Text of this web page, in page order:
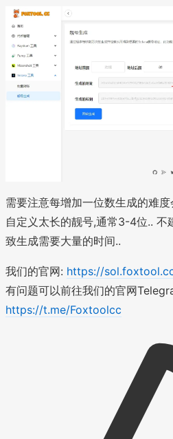
需要注意每增加一位数生成的难
自定义太长的靓号,通常3-4位.. 不
致生成需要大量的时间..
我们的官网: https://
有问题可以前往我们的官网
https://t.me/Foxtoolcc